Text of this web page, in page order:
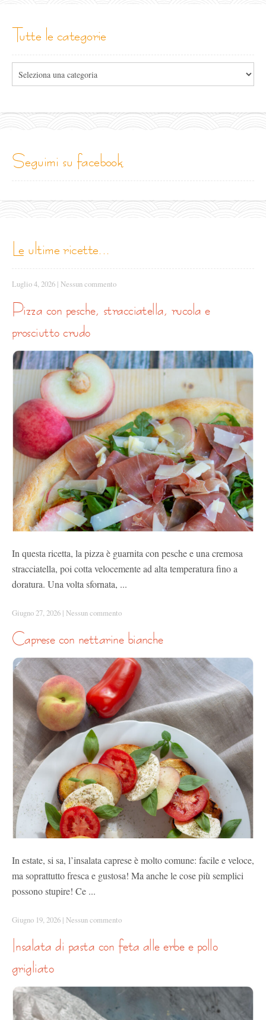
tutte le categorie
seguimi su facebook
le ultime ricette...
Luglio 4, 2026 | Nessun commento
pizza con pesche, stracciatella, rucola e
prosciutto crudo
In questa ricetta, la pizza è guarnita con pesche e una cremosa
stracciatella, poi cotta velocemente ad alta temperatura fino a
doratura. Una volta sfornata, ...
Giugno 27, 2026 | Nessun commento
caprese con nettarine bianche
In estate, si sa, l’insalata caprese è molto comune: facile e veloce,
ma soprattutto fresca e gustosa! Ma anche le cose più semplici
possono stupire! Ce ...
Giugno 19, 2026 | Nessun commento
grigliato